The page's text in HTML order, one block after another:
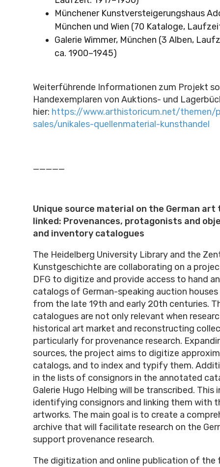
Münchener Kunstversteigerungshaus
München und Wien (70 Kataloge,
Galerie Wimmer, München (3 Alben,
ca. 1900–1945)
Weiterführende Informationen zum Projekt
Handexemplaren von Auktions- und
hier: https://www.arthistoricum.net/themen/
sales/unikales-quellenmaterial-kunsthandel
_____
Unique source material on the German
linked: Provenances, protagonists and
and inventory catalogues
The Heidelberg University Library and the
Kunstgeschichte are collaborating on a
DFG to digitize and provide access to hand
catalogs of German-speaking auction
from the late 19th and early 20th centuries.
catalogues are not only relevant when
historical art market and reconstructing
particularly for provenance research.
sources, the project aims to digitize
catalogs, and to index and typify them.
in the lists of consignors in the annotated
Galerie Hugo Helbing will be transcribed. This
identifying consignors and linking them with
artworks. The main goal is to create a
archive that will facilitate research on the
support provenance research.
The digitization and online publication of the